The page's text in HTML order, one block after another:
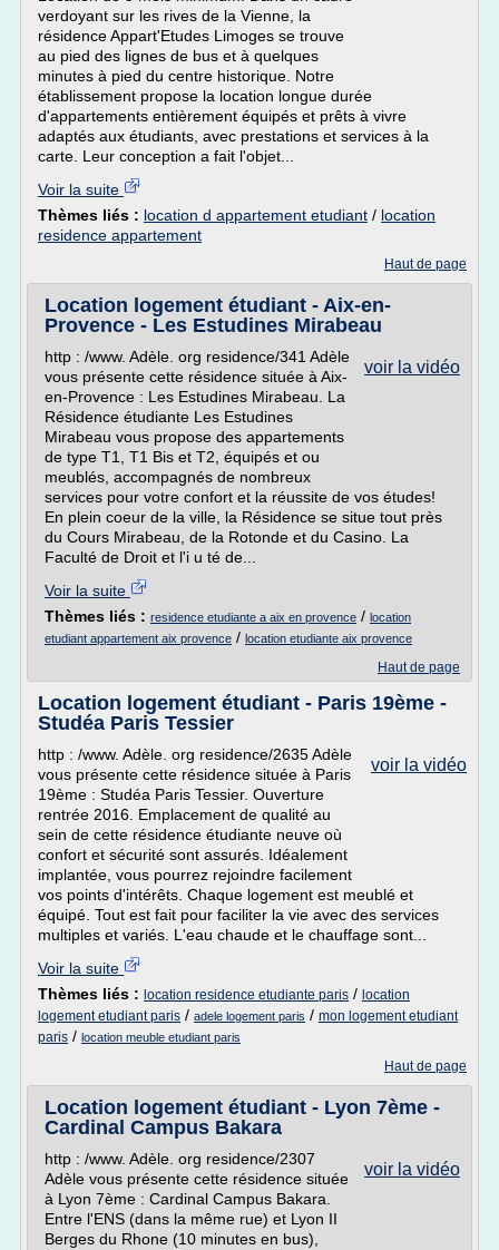
verdoyant sur les rives de la Vienne, la
résidence Appart'Etudes Limoges se trouve
au pied des lignes de bus et à quelques
minutes à pied du centre historique. Notre
établissement propose la location longue durée
d'appartements entièrement équipés et prêts à vivre
adaptés aux étudiants, avec prestations et services à la
carte. Leur conception a fait l'objet...
Voir la suite
Thèmes liés : location d appartement etudiant / location
residence appartement
Haut de page
Location logement étudiant - Aix-en-
Provence - Les Estudines Mirabeau
voir la vidéo
http : /www. Adèle. org residence/341 Adèle
vous présente cette résidence située à Aix-
en-Provence : Les Estudines Mirabeau. La
Résidence étudiante Les Estudines
Mirabeau vous propose des appartements
de type T1, T1 Bis et T2, équipés et ou
meublés, accompagnés de nombreux
services pour votre confort et la réussite de vos études!
En plein coeur de la ville, la Résidence se situe tout près
du Cours Mirabeau, de la Rotonde et du Casino. La
Faculté de Droit et l'i u té de...
Voir la suite
Thèmes liés : residence etudiante a aix en provence / location
etudiant appartement aix provence / location etudiante aix provence
Haut de page
Location logement étudiant - Paris 19ème -
Studéa Paris Tessier
voir la vidéo
http : /www. Adèle. org residence/2635 Adèle
vous présente cette résidence située à Paris
19ème : Studéa Paris Tessier. Ouverture
rentrée 2016. Emplacement de qualité au
sein de cette résidence étudiante neuve où
confort et sécurité sont assurés. Idéalement
implantée, vous pourrez rejoindre facilement
vos points d'intérêts. Chaque logement est meublé et
équipé. Tout est fait pour faciliter la vie avec des services
multiples et variés. L'eau chaude et le chauffage sont...
Voir la suite
Thèmes liés : location residence etudiante paris / location
logement etudiant paris / adele logement paris / mon logement etudiant
paris / location meuble etudiant paris
Haut de page
Location logement étudiant - Lyon 7ème -
Cardinal Campus Bakara
voir la vidéo
http : /www. Adèle. org residence/2307
Adèle vous présente cette résidence située
à Lyon 7ème : Cardinal Campus Bakara.
Entre l'ENS (dans la même rue) et Lyon II
Berges du Rhone (10 minutes en bus),